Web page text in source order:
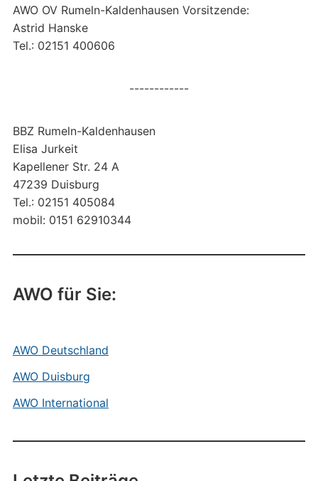
AWO OV Rumeln-Kaldenhausen Vorsitzende:
Astrid Hanske
Tel.: 02151 400606
------------
BBZ Rumeln-Kaldenhausen
Elisa Jurkeit
Kapellener Str. 24 A
47239 Duisburg
Tel.: 02151 405084
mobil: 0151 62910344
AWO für Sie:
AWO Deutschland
AWO Duisburg
AWO International